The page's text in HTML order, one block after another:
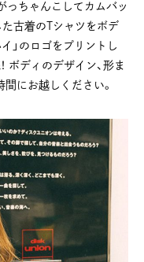
っちゃんこしてカムバッ
古着のTシャツをボデ
」のロゴをプリントし
ボディのデザイン、形ま
にお越しください。